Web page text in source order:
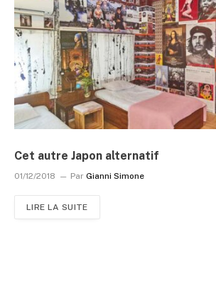
Cet autre Japon alternatif
01/12/2018 Par Gianni Simone
LIRE LA SUITE